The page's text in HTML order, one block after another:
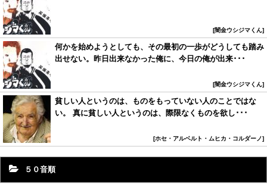
闇金ウシジマくん
何かを始めようとしても、その最初の一歩がどうしても踏み
出せない。昨日出来なかった俺に、今日の俺が出来･･･
闇金ウシジマくん
貧しい人というのは、ものをもっていない人のことではな
い。 真に貧しい人というのは、際限なくものを欲し･･･
ホセ・アルベルト・ムヒカ・コルダーノ
５０音順